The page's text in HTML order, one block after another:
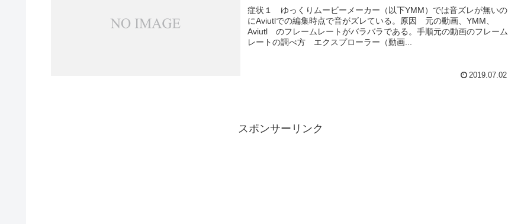
症状１ ゆっくりムービーメーカー（以下YMM）では音ズレが無いの
にAviutlでの編集時点で音がズレている。原因 元の動画、YMM、
Aviutl のフレームレートがバラバラである。手順元の動画のフレーム
レートの調べ方 エクスプローラー（動画...
2019.07.02
スポンサーリンク